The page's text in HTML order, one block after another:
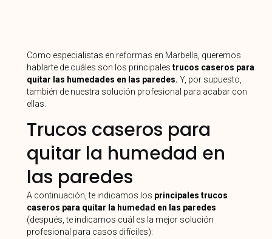
Como especialistas en reformas en Marbella, queremos
hablarte de cuáles son los principales trucos caseros para
quitar las humedades en las paredes. Y, por supuesto,
también de nuestra solución profesional para acabar con
ellas.
Trucos caseros para
quitar la humedad en
las paredes
A continuación, te indicamos los principales trucos
caseros para quitar la humedad en las paredes
(después, te indicamos cuál es la mejor solución
profesional para casos difíciles):